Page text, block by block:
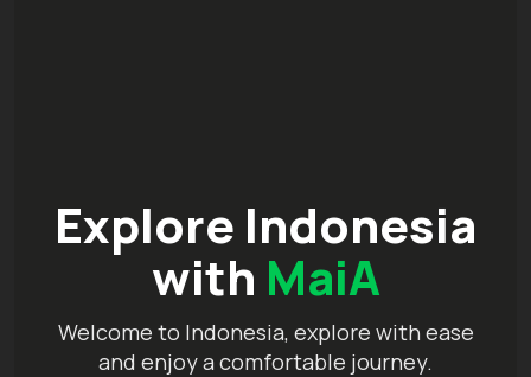
Explore Indonesia
with MaiA
Welcome to Indonesia, explore with ease
and enjoy a comfortable journey.